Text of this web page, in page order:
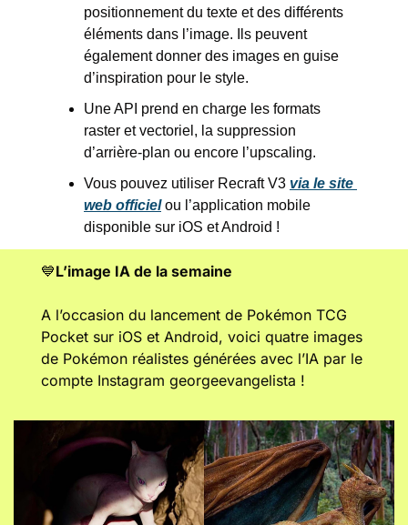
positionnement du texte et des différents
éléments dans l’image. Ils peuvent
également donner des images en guise
d’inspiration pour le style.
Une API prend en charge les formats
raster et vectoriel, la suppression
d’arrière-plan ou encore l’upscaling.
Vous pouvez utiliser Recraft V3 via le site
web officiel ou l’application mobile
disponible sur iOS et Android !
💙L’image IA de la semaine
A l’occasion du lancement de Pokémon TCG
Pocket sur iOS et Android, voici quatre images
de Pokémon réalistes générées avec l’IA par le
compte Instagram georgeevangelista !